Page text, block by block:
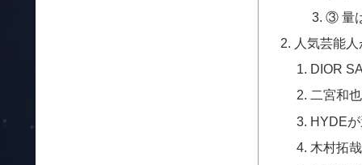
③ 量
人気芸能
DIOR
二宮和
HYDE
木村拓